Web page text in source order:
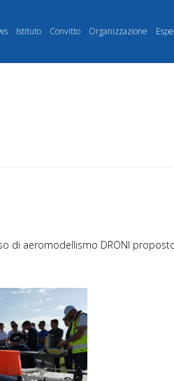
Istituto Convitto Organizzazione
aeromodellismo DRONI